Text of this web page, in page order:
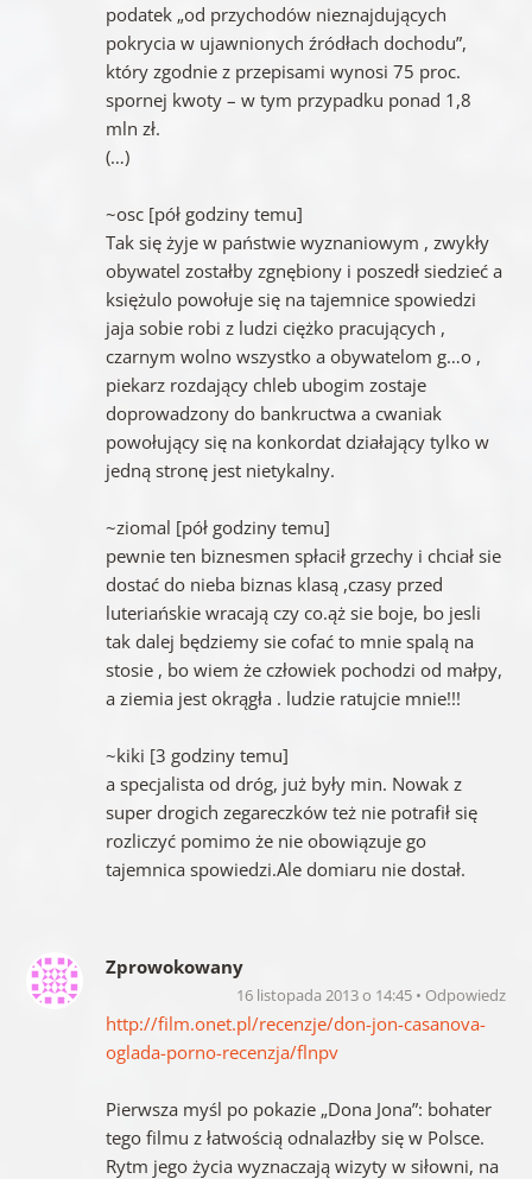
podatek „od przychodów nieznajdujących
pokrycia w ujawnionych źródłach dochodu”,
który zgodnie z przepisami wynosi 75 proc.
spornej kwoty – w tym przypadku ponad 1,8
mln zł.
(…)
~osc [pół godziny temu]
Tak się żyje w państwie wyznaniowym , zwykły
obywatel zostałby zgnębiony i poszedł siedzieć a
księżulo powołuje się na tajemnice spowiedzi
jaja sobie robi z ludzi ciężko pracujących ,
czarnym wolno wszystko a obywatelom g…o ,
piekarz rozdający chleb ubogim zostaje
doprowadzony do bankructwa a cwaniak
powołujący się na konkordat działający tylko w
jedną stronę jest nietykalny.
~ziomal [pół godziny temu]
pewnie ten biznesmen spłacił grzechy i chciał sie
dostać do nieba biznas klasą ,czasy przed
luteriańskie wracają czy co.ąż sie boje, bo jesli
tak dalej będziemy sie cofać to mnie spalą na
stosie , bo wiem że człowiek pochodzi od małpy,
a ziemia jest okrągła . ludzie ratujcie mnie!!!
~kiki [3 godziny temu]
a specjalista od dróg, już były min. Nowak z
super drogich zegareczków też nie potrafił się
rozliczyć pomimo że nie obowiązuje go
tajemnica spowiedzi.Ale domiaru nie dostał.
Zprowokowany
16 listopada 2013 o 14:45 Odpowiedz
http://film.onet.pl/recenzje/don-jon-casanova-
oglada-porno-recenzja/flnpv
Pierwsza myśl po pokazie „Dona Jona”: bohater
tego filmu z łatwością odnalazłby się w Polsce.
Rytm jego życia wyznaczają wizyty w siłowni, na